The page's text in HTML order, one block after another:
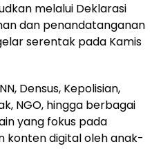
melalui Deklarasi
dan penandatanganan
serentak pada Kamis
Densus, Kepolisian,
NGO, hingga berbagai
yang fokus pada
konten digital oleh anak-